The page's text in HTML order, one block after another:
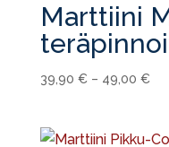
Marttiini
39,90 € – 49,00 €